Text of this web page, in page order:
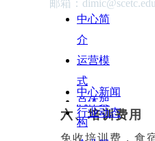
四、培训主要
五、考核方法及
参加培训的学
高端装备智能制造创
六、培训费用
免收培训费，食
邮箱：
中心简
介
运营模
式
总体架
构
中心新闻
行业动态